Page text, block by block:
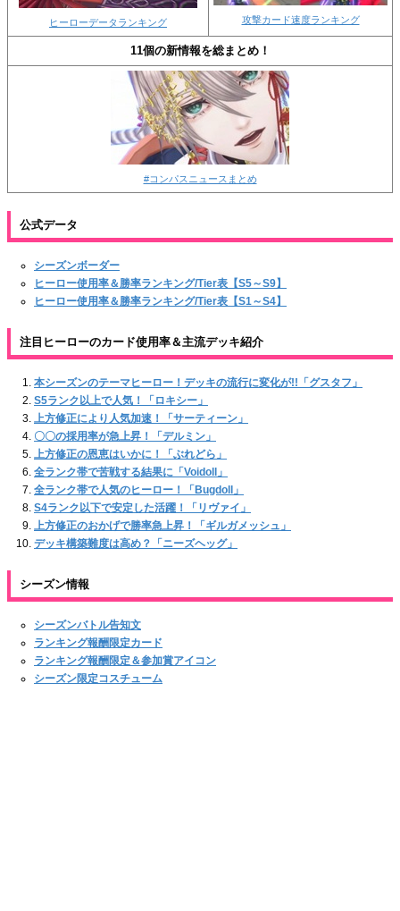
ヒーローデータランキング 攻撃カード速度ランキング
11個の新情報を総まとめ！
#コンパスニュースまとめ
公式データ
シーズンボーダー
ヒーロー使用率＆勝率ランキング/Tier表【S5～S9】
ヒーロー使用率＆勝率ランキング/Tier表【S1～S4】
注目ヒーローのカード使用率＆主流デッキ紹介
本シーズンのテーマヒーロー！デッキの流行に変化が!!「グスタフ」
S5ランク以上で人気！「ロキシー」
上方修正により人気加速！「サーティーン」
〇〇の採用率が急上昇！「デルミン」
上方修正の恩恵はいかに！「ぶれどら」
全ランク帯で苦戦する結果に「Voidoll」
全ランク帯で人気のヒーロー！「Bugdoll」
S4ランク以下で安定した活躍！「リヴァイ」
上方修正のおかげで勝率急上昇！「ギルガメッシュ」
デッキ構築難度は高め？「ニーズヘッグ」
シーズン情報
シーズンバトル告知文
ランキング報酬限定カード
ランキング報酬限定＆参加賞アイコン
シーズン限定コスチューム